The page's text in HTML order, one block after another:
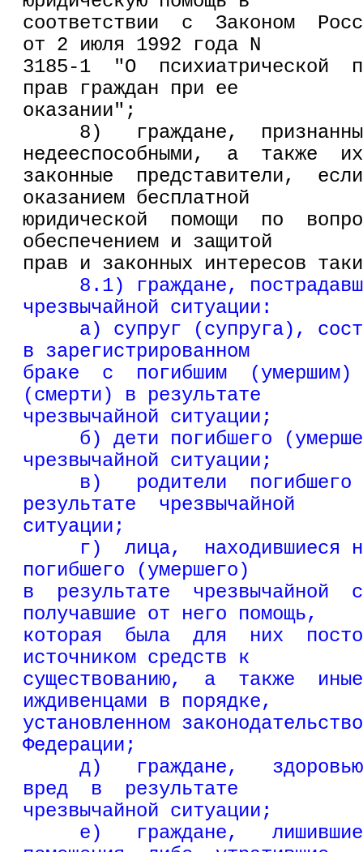
соответствии  с  Законом
от 2 июля 1992 года N
3185-1  "О  психиатрической
прав граждан при ее
оказании";
8)   граждане,
недееспособными,  а  также  их
законные  представители,
оказанием бесплатной
юридической  помощи  по
обеспечением и защитой
прав и законных интересов
8.1) граждане,
чрезвычайной ситуации:
а) супруг (супруга),
в зарегистрированном
браке  с  погибшим
(смерти) в результате
чрезвычайной ситуации;
б) дети погибшего
чрезвычайной ситуации;
в)   родители  погибшего
результате  чрезвычайной
ситуации;
г)  лица,  находившиеся на
погибшего (умершего)
в  результате  чрезвычайной
получавшие от него помощь,
которая  была  для  них
источником средств к
существованию,  а  также
иждивенцами в порядке,
установленном
Федерации;
д)   граждане,   здоровью
вред  в  результате
чрезвычайной ситуации;
е)   граждане,